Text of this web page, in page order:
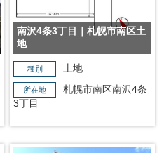
南沢4条3丁目｜札幌市南区土
地
種別 土地
所在地
札幌市南区南沢4条
3丁目